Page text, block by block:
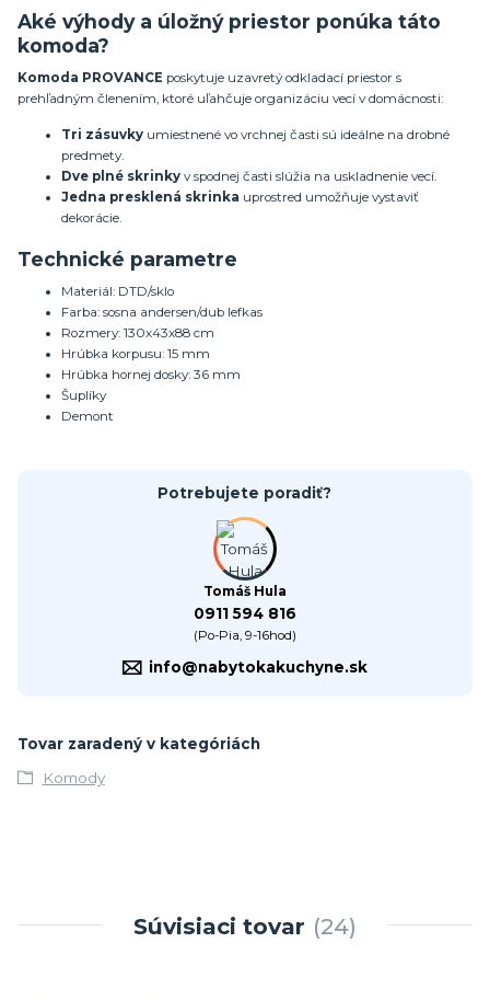
Aké výhody a úložný priestor ponúka táto
komoda?
Komoda PROVANCE poskytuje uzavretý odkladací priestor s
prehľadným členením, ktoré uľahčuje organizáciu vecí v domácnosti:
Tri zásuvky umiestnené vo vrchnej časti sú ideálne na drobné
predmety.
Dve plné skrinky v spodnej časti slúžia na uskladnenie vecí.
Jedna presklená skrinka uprostred umožňuje vystaviť
dekorácie.
Technické parametre
Materiál: DTD/sklo
Farba: sosna andersen/dub lefkas
Rozmery: 130x43x88 cm
Hrúbka korpusu: 15 mm
Hrúbka hornej dosky: 36 mm
Šuplíky
Demont
Potrebujete poradiť?
Tomáš Hula
0911 594 816
(Po-Pia, 9-16hod)
info@nabytokakuchyne.sk
Tovar zaradený v kategóriách
Komody
Súvisiaci tovar 24